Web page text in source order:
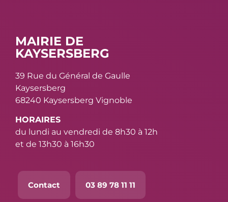
MAIRIE DE
KAYSERSBERG
39 Rue du Général de Gaulle
Kaysersberg
68240 Kaysersberg Vignoble
HORAIRES
du lundi au vendredi de 8h30 à 12h
et de 13h30 à 16h30
Contact 03 89 78 11 11